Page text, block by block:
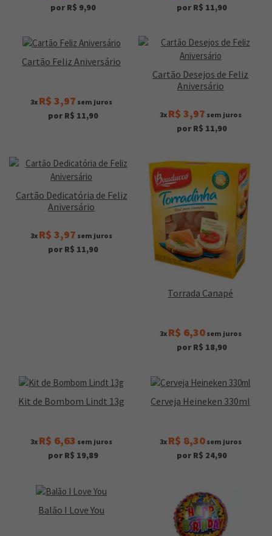
por R$ 9,90 por R$ 11,90
Cartão Feliz Aniversário
3x R$ 3,97 sem juros
por R$ 11,90
Cartão Desejos de Feliz
Aniversário
3x R$ 3,97 sem juros
por R$ 11,90
Cartão Dedicatória de Feliz
Aniversário
3x R$ 3,97 sem juros
por R$ 11,90
Torrada Canapé
3x R$ 6,30sem juros
por R$ 18,90
Kit de Bombom Lindt 13g
3x R$ 6,63 sem juros
por R$ 19,89
Cerveja Heineken 330ml
3x R$ 8,30sem juros
por R$ 24,90
Balão I Love You